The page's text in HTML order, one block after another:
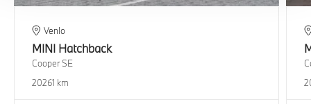
Venlo
MINI Hatchback
Cooper SE
20261 km